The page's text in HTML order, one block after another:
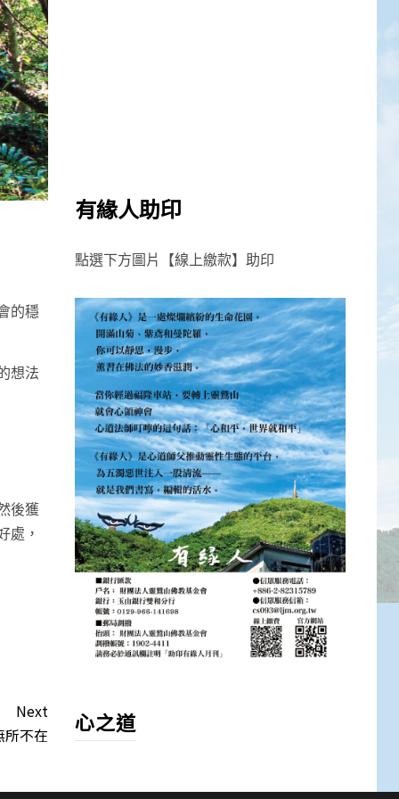
的穩
想法
後獲
處，
Next
所不在
有緣人助印
點選下方圖片【線上繳款】助印
心之道